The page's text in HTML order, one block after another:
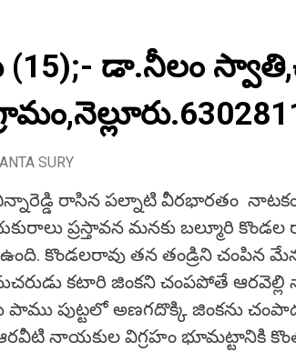
(15);- డా.నీలం
SURY
రాసిన పల్నాటి వీరభారతం
ప్రస్తావన మనకు బల్మూరి
కొండలరావు తన తండ్రిని చంపిన
కటారి జింకని చంపపోతే
పాము పుట్టలో అణగదొక్కి జింకను
నాయకుల విగ్రహం భూమట్టానికి